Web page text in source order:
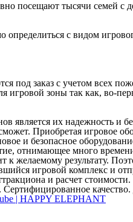
посещают тысячи семей
с видом
под заказ с учетом всех
зоны так как, во-
их надежность и
Приобретая игровое
и безопасное
отнимающее много
к желаемому результату.
игровой комплекс и
и расчет стоимости.
качество.